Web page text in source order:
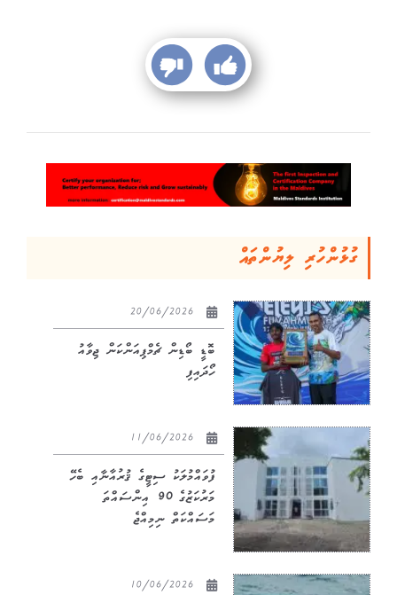
ގުޅުންހުރި ލިޔުންތައް
ބޮޑީ ބޯޑިން ޗެމްޕިއަންކަން ޖިވާއު
ހޯދައިފި
ފުވައްމުލަކު ސިޓީގެ ޤުރުއާނާއި ބެހޭ
މަރުކަޒުގެ 90 އިންސައްތަ
މަސައްކަތް ނިމިއްޖެ